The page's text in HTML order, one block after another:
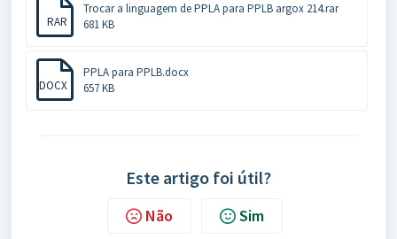
RAR
Trocar a linguagem de PPLA para PPLB argox 214.rar
681 KB
DOCX
PPLA para PPLB.docx
657 KB
Este artigo foi útil?
Não Sim